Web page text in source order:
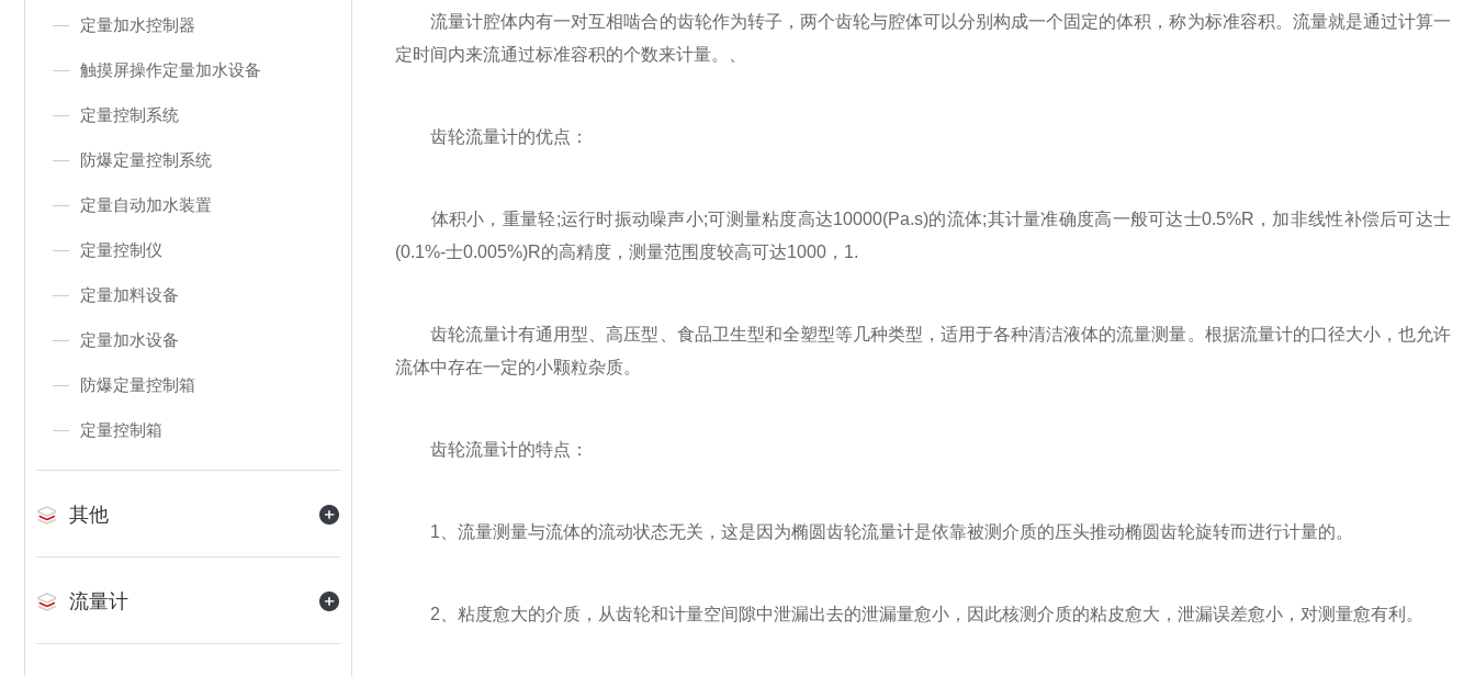
定量加水控制器
触摸屏操作定量加水设备
定量控制系统
防爆定量控制系统
定量自动加水装置
定量控制仪
定量加料设备
定量加水设备
防爆定量控制箱
定量控制箱
其他
流量计
流量计腔体内有一对互相啮合的齿轮作为转子，两个齿轮与腔体可以分别构成一个固定的体积，称为标准容积。流量就是通过计算一
定时间内来流通过标准容积的个数来计量。、
齿轮流量计的优点：
体积小，重量轻;运行时振动噪声小;可测量粘度高达10000(Pa.s)的流体;其计量准确度高一般可达士0.5%R，加非线性补偿后可达士
(0.1%-士0.005%)R的高精度，测量范围度较高可达1000，1.
齿轮流量计有通用型、高压型、食品卫生型和全塑型等几种类型，适用于各种清洁液体的流量测量。根据流量计的口径大小，也允许
流体中存在一定的小颗粒杂质。
齿轮流量计的特点：
1、流量测量与流体的流动状态无关，这是因为椭圆齿轮流量计是依靠被测介质的压头推动椭圆齿轮旋转而进行计量的。
2、粘度愈大的介质，从齿轮和计量空间隙中泄漏出去的泄漏量愈小，因此核测介质的粘皮愈大，泄漏误差愈小，对测量愈有利。